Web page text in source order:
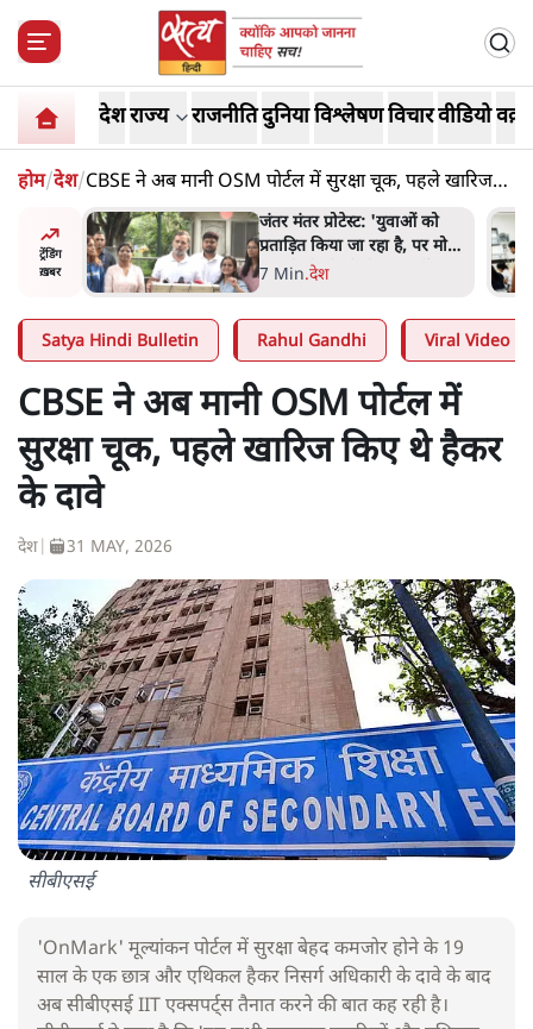
देशराज्य राजनीतिदुनियाविश्लेषणविचारवीडियो
होम/देश/CBSE ने अब मानी OSM पोर्टल में सुरक्षा चूक, पहले खारिज
किए थे हैकर के दावे
ट्रेंडिंग
ख़बर
न
सुने':
जंतर मंतर प्रोटेस्ट: 'युवाओं को
प्रताड़ित किया जा रहा है, पर मोदी-
शाह में बोलने की हिम्मत नहीं'-
7 Min.देश
Satya Hindi Bulletin Rahul Gandhi Viral Video
CBSE ने अब मानी OSM पोर्टल में
सुरक्षा चूक, पहले खारिज किए थे हैकर
के दावे
देश 31 MAY, 2026
सीबीएसई
'OnMark' मूल्यांकन पोर्टल में सुरक्षा बेहद कमजोर होने के 19
साल के एक छात्र और एथिकल हैकर निसर्ग अधिकारी के दावे के बाद
अब सीबीएसई IIT एक्सपर्ट्स तैनात करने की बात कह रही है।